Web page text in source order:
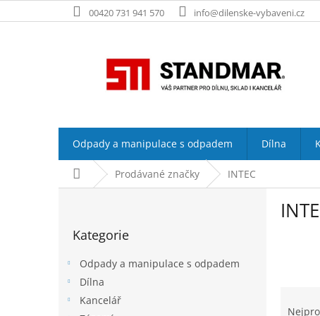
na
00420 731 941 570 info@dilenske-vybaveni.cz
Odpady a manipulace s odpadem Dílna
Domů Prodávané značky INTEC
kategorie
Kategorie
Odpady a manipulace s odpadem
Dílna
Kancelář